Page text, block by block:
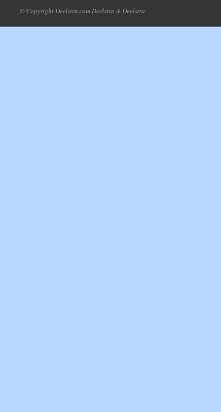
© Copyright Deelstra.com Deelstra & Deelstra